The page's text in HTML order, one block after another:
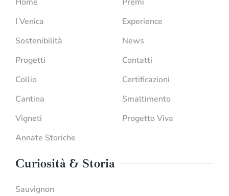
I Venica
Sostenibilità
Progetti
Collio
Cantina
Vigneti
Annate Storiche
Experience
News
Contatti
Certificazioni
Smaltimento
Progetto Viva
Curiosità & Storia
Sauvignon